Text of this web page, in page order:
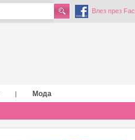
Влез през
|
Мода